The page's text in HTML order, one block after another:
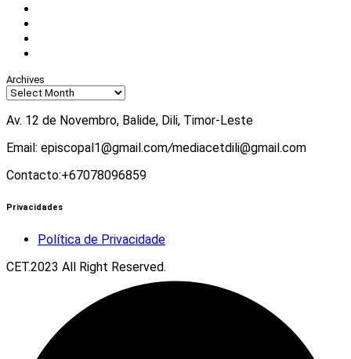
Archives
Av. 12 de Novembro, Balide, Dili, Timor-Leste
Email: episcopal1@gmail.com/mediacetdili@gmail.com
Contacto:+67078096859
Privacidades
Política de Privacidade
CET.2023 All Right Reserved.